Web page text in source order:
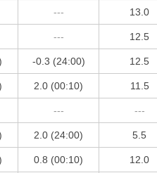
--- 13.0
--- 12.5
-0.3 (24:00) 12.5
2.0 (00:10) 11.5
--- ---
2.0 (24:00) 5.5
0.8 (00:10) 12.0